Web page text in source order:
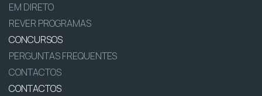
EM DIRETO
REVER PROGRAMAS
CONCURSOS
PERGUNTAS FREQUENTES
CONTACTOS
CONTACTOS